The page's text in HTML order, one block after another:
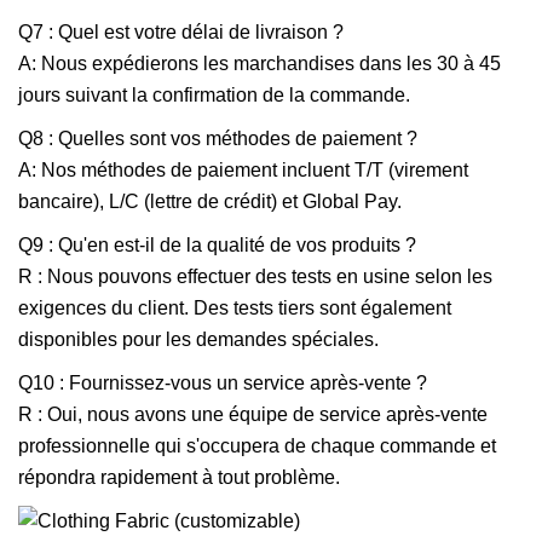
Q7 : Quel est votre délai de livraison ?
A: Nous expédierons les marchandises dans les 30 à 45
jours suivant la confirmation de la commande.
Q8 : Quelles sont vos méthodes de paiement ?
A: Nos méthodes de paiement incluent T/T (virement
bancaire), L/C (lettre de crédit) et Global Pay.
Q9 : Qu'en est-il de la qualité de vos produits ?
R : Nous pouvons effectuer des tests en usine selon les
exigences du client. Des tests tiers sont également
disponibles pour les demandes spéciales.
Q10 : Fournissez-vous un service après-vente ?
R : Oui, nous avons une équipe de service après-vente
professionnelle qui s'occupera de chaque commande et
répondra rapidement à tout problème.